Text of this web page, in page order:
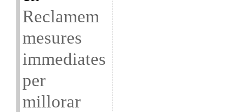
Reclamem
mesures
immediates
per
millorar